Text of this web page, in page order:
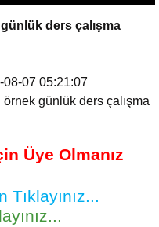
ders çalışma
08-07 05:21:07
örnek günlük ders çalışma
Üye Olmanız